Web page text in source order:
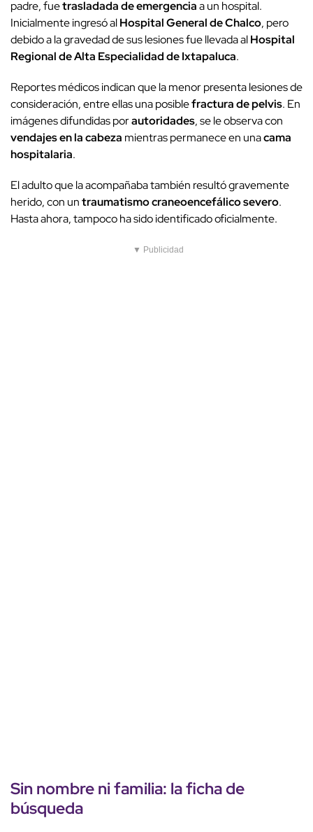
padre, fuetrasladada de emergenciaa un hospital.
Inicialmente ingresó alHospital General de Chalco, pero
debido a la gravedad de sus lesiones fue llevada alHospital
Regional de Alta Especialidad de Ixtapaluca.
Reportes médicos indican que la menor presenta lesiones de
consideración, entre ellas una posiblefractura de pelvis. En
imágenes difundidas porautoridades, se le observa con
vendajes en la cabeza mientras permanece en unacama
hospitalaria.
El adulto que la acompañaba también resultó gravemente
herido, con untraumatismo craneoencefálico severo.
Hasta ahora, tampoco ha sido identificado oficialmente.
▼ Publicidad
Sin nombre ni familia: la ficha de
búsqueda